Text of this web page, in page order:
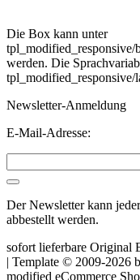
Die Box kann unter
tpl_modified_responsive/
werden. Die
tpl_modified_responsive/
Newsletter-Anmeldung
E-Mail-Adresse:
Der Newsletter kann
abbestellt werden.
sofort lieferbare Original
| Template © 2009-2026
modified eCommerce